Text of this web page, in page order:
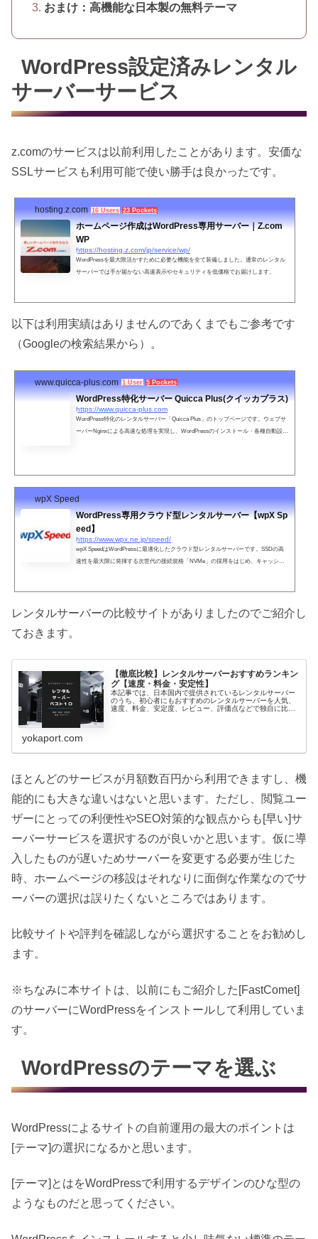
おまけ：高機能な日本製の無料テーマ
WordPress設定済みレンタル
サーバーサービス
z.comのサービスは以前利用したことがあります。安価な
SSLサービスも利用可能で使い勝手は良かったです。
hosting.z.com 16 Users 23 Pockets
ホームページ作成はWordPress専用サーバー｜Z.com
WP
https://hosting.z.com/jp/service/wp/
WordPressを最大限活かすために必要な機能を全て装備しました。通常のレンタル
サーバーでは手が届かない高速表示やセキュリティを低価格でお届けします。
以下は利用実績はありませんのであくまでもご参考です
（Googleの検索結果から）。
www.quicca-plus.com 1 User 5 Pockets
WordPress特化サーバー Quicca Plus(クイッカプラス)
https://www.quicca-plus.com
WordPress特化のレンタルサーバー「Quicca Plus」のトップページです。ウェブサ
ーバーNginxによる高速な処理を実現し、WordPressのインストール・各種自動設定
wpX Speed
WordPress専用クラウド型レンタルサーバー【wpX Sp
eed】
https://www.wpx.ne.jp/speed/
wpX SpeedはWordPressに最適化したクラウド型レンタルサーバーです。SSDの高
速性を最大限に発揮する次世代の接続規格「NVMe」の採用をはじめ、キャッシュ
レンタルサーバーの比較サイトがありましたのでご紹介し
ておきます。
【徹底比較】レンタルサーバーおすすめランキン
グ【速度・料金・安定性】
本記事では、日本国内で提供されているレンタルサーバー
のうち、初心者にもおすすめのレンタルサーバーを人気、
速度、料金、安定度、レビュー、評価点などで独自に比較
yokaport.com
ほとんどのサービスが月額数百円から利用できますし、機
能的にも大きな違いはないと思います。ただし、閲覧ユー
ザーにとっての利便性やSEO対策的な観点からも[早い]サ
ーバーサービスを選択するのが良いかと思います。仮に導
入したものが遅いためサーバーを変更する必要が生じた
時、ホームページの移設はそれなりに面倒な作業なのでサ
ーバーの選択は誤りたくないところではあります。
比較サイトや評判を確認しながら選択することをお勧めし
ます。
※ちなみに本サイトは、以前にもご紹介した[FastComet]
のサーバーにWordPressをインストールして利用していま
す。
WordPressのテーマを選ぶ
WordPressによるサイトの自前運用の最大のポイントは
[テーマ]の選択になるかと思います。
[テーマ]とはをWordPressで利用するデザインのひな型の
ようなものだと思ってください。